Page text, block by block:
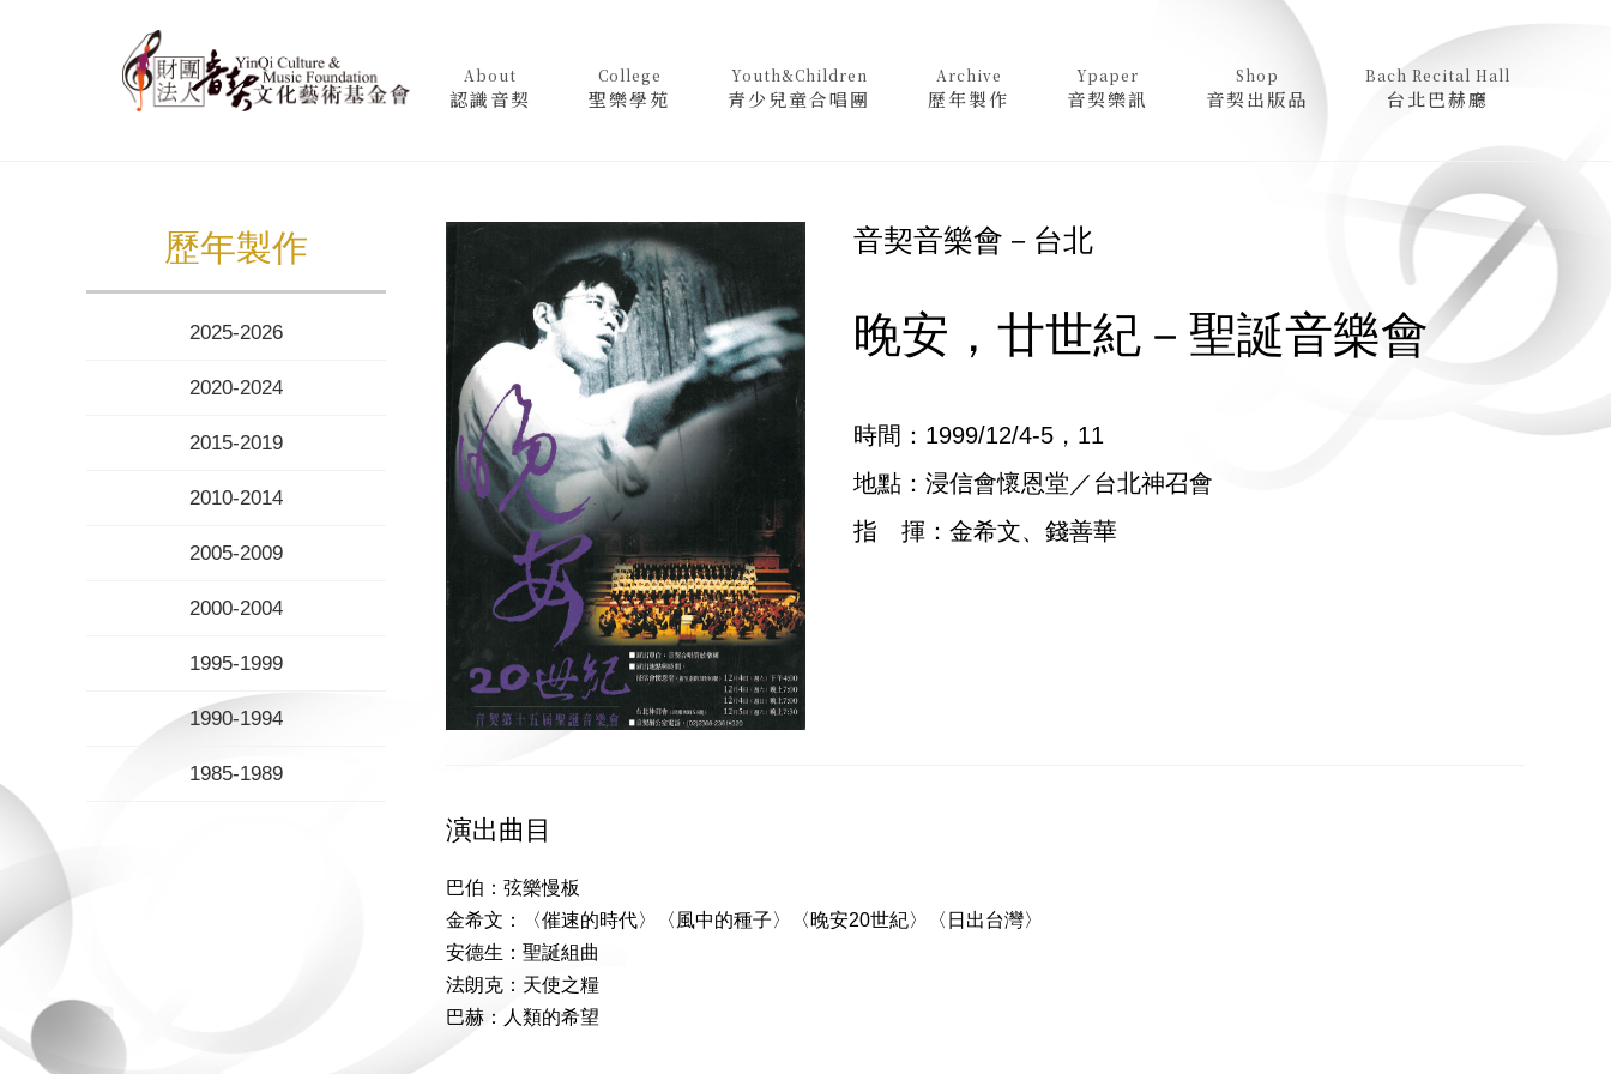
About
認識音契
College
聖樂學苑
Youth&Children
青少兒童合唱團
Archive
歷年製作
Ypaper
音契樂訊
Shop
音契出版品
Bach Recital Hall
台北巴赫廳
歷年製作
2025-2026
2020-2024
2015-2019
2010-2014
2005-2009
2000-2004
1995-1999
1990-1994
1985-1989
音契音樂會－台北
晚安，廿世紀－聖誕音樂會
時間：1999/12/4-5，11
地點：浸信會懷恩堂／台北神召會
指 揮：金希文、錢善華
演出曲目
巴伯：弦樂慢板
金希文：〈催速的時代〉〈風中的種子〉〈晚安20世紀〉〈日出台灣〉
安德生：聖誕組曲
法朗克：天使之糧
巴赫：人類的希望